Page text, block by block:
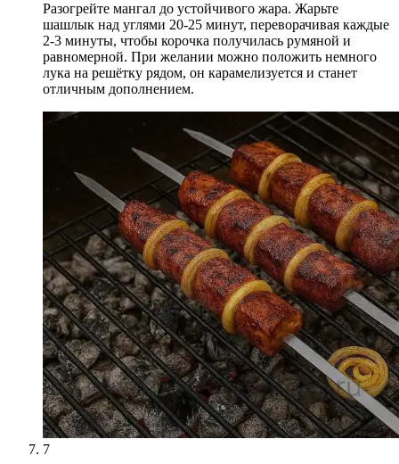
Разогрейте мангал до устойчивого жара. Жарьте
шашлык над углями 20-25 минут, переворачивая каждые
2-3 минуты, чтобы корочка получилась румяной и
равномерной. При желании можно положить немного
лука на решётку рядом, он карамелизуется и станет
отличным дополнением.
7